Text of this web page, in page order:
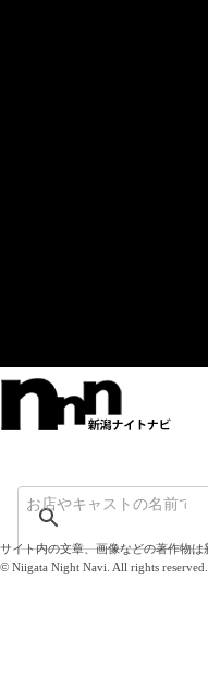
サイト内の文章、画像などの著作物
© Niigata Night Navi. All rights reserved.